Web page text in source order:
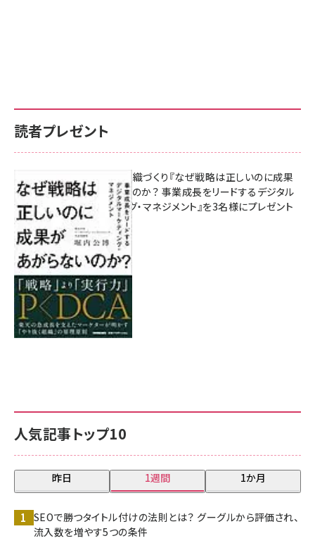
人気記事トップ10
昨日 1週間 1か月
SEOで勝つタイトル付けの法則とは？ グーグルから評価され、
流入数を増やす5つの条件
読者プレゼント
成果を生む組織づくり『なぜ戦略は正しいのに成果
があがらないのか？ 事業成長をリードするデジタル
マーケティング・マネジメント』を3名様にプレゼント
8月7日 10:00